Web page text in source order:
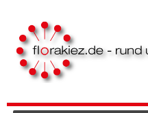
Skip to content